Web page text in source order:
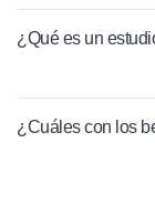
¿Qué es un
¿Cuáles con los